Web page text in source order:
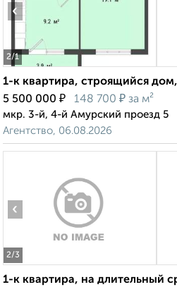
2/1
‹
1-к квартира, строящийся
5 500 000 ₽ 148 700 ₽ за м²
мкр. 3-й, 4-й Амурский проезд 5
Агентство, 06.08.2026
2/3
‹
1-к квартира, на длительный